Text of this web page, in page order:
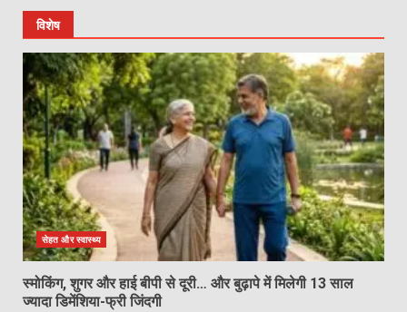
विशेष
सेहत और स्वास्थ्य
स्मोकिंग, शुगर और हाई बीपी से दूरी… और बुढ़ापे में मिलेगी 13 साल
ज्यादा डिमेंशिया-फ्री जिंदगी